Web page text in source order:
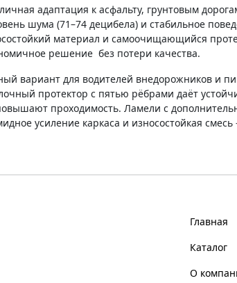
адаптация к асфальту, грунтовым
шума (71–74 децибела) и стабильное
материал и самоочищающийся
решение без потери качества.
вариант для водителей внедорожников и
протектор с пятью рёбрами даёт
проходимость. Ламели с
усиление каркаса и износостойкая
Главная
Каталог
О